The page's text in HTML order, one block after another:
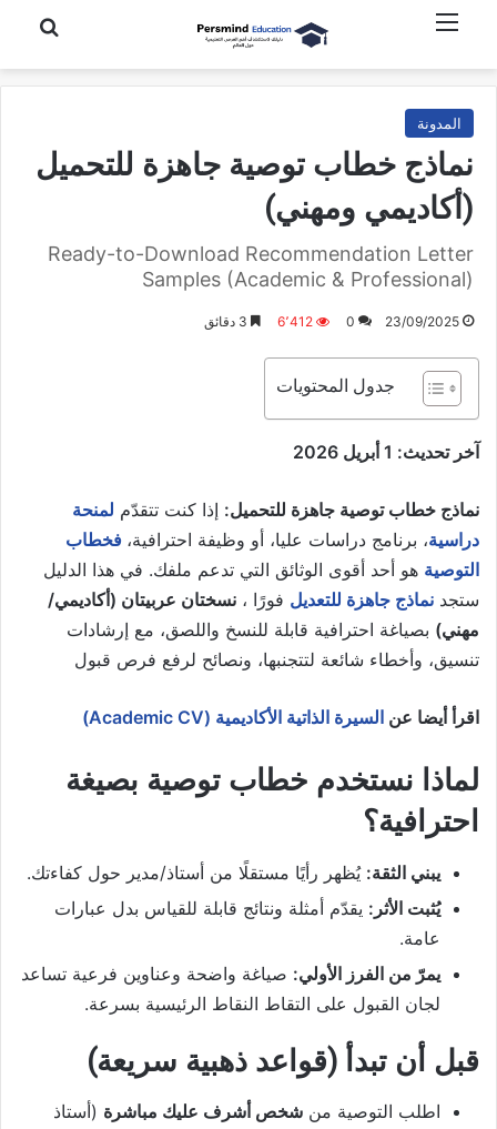
بحث عن
المدونة
نماذج خطاب توصية جاهزة للتحميل
(أكاديمي ومهني)
Ready-to-Download Recommendation Letter
Samples (Academic & Professional)
23/09/2025
0 6٬412
جدول المحتويات
آخر تحديث: 1 أبريل 2026
نماذج خطاب توصية جاهزة للتحميل: إذا كنت تتقدّم لمنحة
دراسية، برنامج دراسات عليا، أو وظيفة احترافية، فخطاب
التوصية هو أحد أقوى الوثائق التي تدعم ملفك. في هذا الدليل
ستجد نماذج جاهزة للتعديل فورًا ، نسختان عربيتان (أكاديمي/
مهني) بصياغة احترافية قابلة للنسخ واللصق، مع إرشادات
تنسيق، وأخطاء شائعة لتتجنبها، ونصائح لرفع فرص قبول
اقرأ أيضا عن السيرة الذاتية الأكاديمية (Academic CV)
لماذا نستخدم خطاب توصية بصيغة
احترافية؟
يبني الثقة: يُظهر رأيًا مستقلًا من أستاذ/مدير حول كفاءتك.
يُثبت الأثر: يقدّم أمثلة ونتائج قابلة للقياس بدل عبارات
عامة.
يمرّ من الفرز الأولي: صياغة واضحة وعناوين فرعية تساعد
لجان القبول على التقاط النقاط الرئيسية بسرعة.
قبل أن تبدأ (قواعد ذهبية سريعة)
اطلب التوصية من شخص أشرف عليك مباشرة (أستاذ